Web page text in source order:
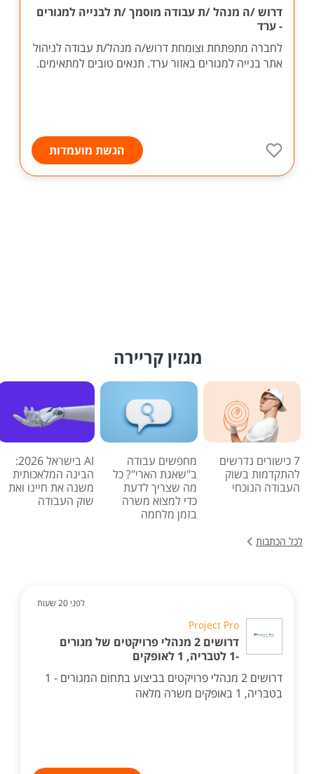
דרוש /ה מנהל /ת עבודה מוסמך /ת לבנייה למגורים
- ערד
לחברה מתפתחת וצומחת דרוש/ה מנהל/ת עבודה לניהול
אתר בנייה למגורים באזור ערד. תנאים טובים למתאימים.
הגשת מועמדות
מגזין קריירה
7 כישורים נדרשים
להתקדמות בשוק
העבודה הנוכחי
מחפשים עבודה
ב"שאגת הארי"? כל
מה שצריך לדעת
כדי למצוא משרה
בזמן מלחמה
AI בישראל 2026:
הבינה המלאכותית
משנה את חיינו ואת
שוק העבודה
לכל הכתבות
לפני 20 שעות
Project Pro
דרושים 2 מנהלי פרויקטים של מגורים
-1 לטבריה, 1 לאופקים
דרושים 2 מנהלי פרויקטים בביצוע בתחום המגורים - 1
בטבריה, 1 באופקים משרה מלאה